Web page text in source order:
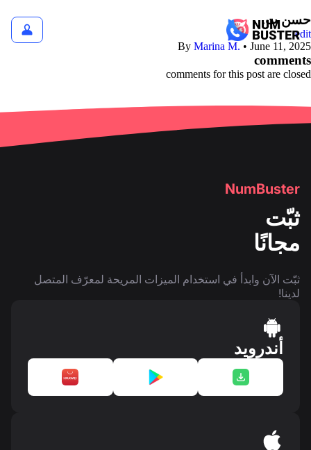
حسن ت.
edit
By Marina M. • June 11, 2025
comments
comments for this post are closed
NumBuster
ثبّت
مجانًا
ثبّت الآن وابدأ في استخدام الميزات المريحة لمعرّف المتصل
لدينا!
أندرويد